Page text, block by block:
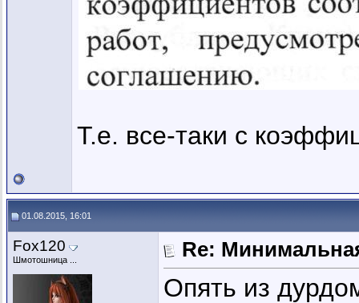
Т.е. все-таки с
01.08.2015, 16:01
Fox120
Шмотошница ... Re:
Опять из